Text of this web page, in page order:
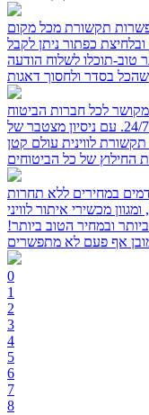
תקשורת מכל מקום
כפתור ניתן לקבל
טוב-תוכלו לשלוח הודעה
שהכל בסדר ולחסוך דאגות
מוקד החירום של עולם קטן נותן מענה אנושי 24/7. עם ניסיון מצטבר של
לווינית עולם קטן
החילוץ של כל הביטוחים
במחירים ללא תחרות
מכשירי איתור לוויני
ובמחיר הטוב ביותר!
0
1
2
3
4
5
6
7
8